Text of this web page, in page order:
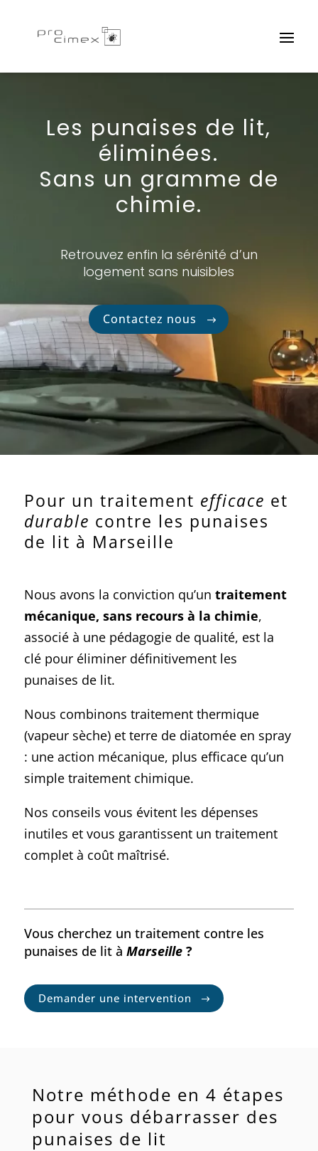
Les punaises de lit,
éliminées.
Sans un gramme de
chimie.
Retrouvez enfin la sérénité d’un
logement sans nuisibles
Contactez nous
Pour un traitement efficace et
durable contre les punaises
de lit à Marseille
Nous avons la conviction qu’un traitement
mécanique, sans recours à la chimie,
associé à une pédagogie de qualité, est la
clé pour éliminer définitivement les
punaises de lit.
Nous combinons traitement thermique
(vapeur sèche) et terre de diatomée en spray
: une action mécanique, plus efficace qu’un
simple traitement chimique.
Nos conseils vous évitent les dépenses
inutiles et vous garantissent un traitement
complet à coût maîtrisé.
Vous cherchez un traitement contre les
punaises de lit à Marseille ?
Demander une intervention
Notre méthode en 4 étapes
pour vous débarrasser des
punaises de lit